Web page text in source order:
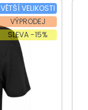
VĚTŠÍ VELIKOSTI
VÝPRODEJ
SLEVA -15%